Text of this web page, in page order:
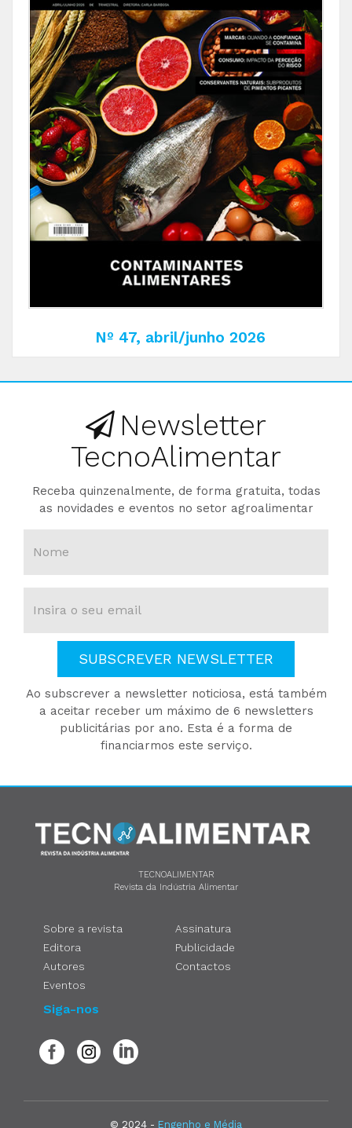
Nº 47, abril/junho 2026
Newsletter
TecnoAlimentar
Receba quinzenalmente, de forma gratuita, todas
as novidades e eventos no setor agroalimentar
SUBSCREVER NEWSLETTER
Ao subscrever a newsletter noticiosa, está também
a aceitar receber um máximo de 6 newsletters
publicitárias por ano. Esta é a forma de
financiarmos este serviço.
TECNOALIMENTAR
Revista da Indústria Alimentar
Sobre a revista
Editora
Autores
Eventos
Assinatura
Publicidade
Contactos
Siga-nos
© 2024 - Engenho e Média